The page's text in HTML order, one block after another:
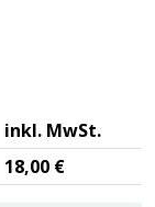
inkl. MwSt.
18,00 €
eines
Browsers